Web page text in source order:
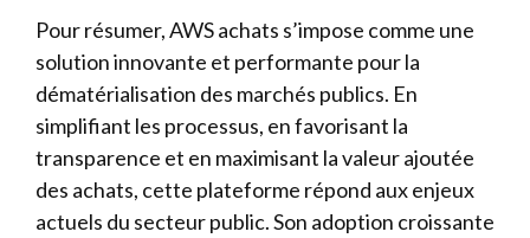
Pour résumer, AWS achats s’impose comme une
solution innovante et performante pour la
dématérialisation des marchés publics. En
simplifiant les processus, en favorisant la
transparence et en maximisant la valeur ajoutée
des achats, cette plateforme répond aux enjeux
actuels du secteur public. Son adoption croissante